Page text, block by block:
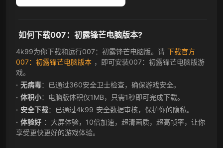
如何下载007：初露锋芒电脑版本?
4k99为你下载和运行007：初露锋芒电脑版。请 下载官方
007：初露锋芒电脑版本 ，即可安装007：初露锋芒电脑版游
戏。
无病毒：已通过360安全卫士检查，确保游戏安全。
体积小：电脑版体积仅1MB，只需1秒即可完成下载。
安全下载：已通过4k99 安全数据审核，保护你的隐私。
体验好 ：大屏体验，10倍加速，超清画质，超高帧率，让你
享受更快更好的游戏体验。